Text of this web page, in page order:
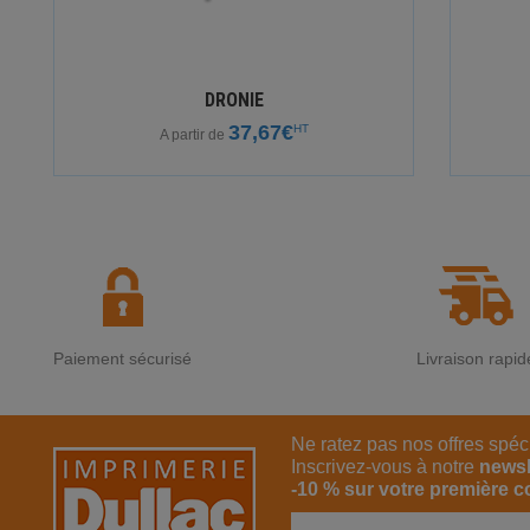
DRONIE
A partir de 37,67€HT
Paiement sécurisé Livraison
Ne ratez pas nos offres
Inscrivez-vous à notre
-10 % sur votre première